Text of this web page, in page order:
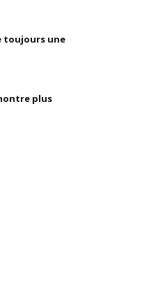
toujours une
plus